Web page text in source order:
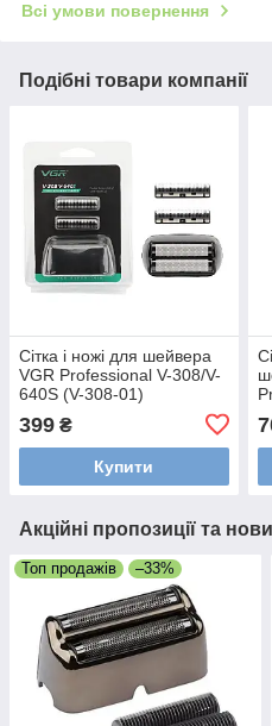
Всі умови повернення
Подібні товари компанії
Сітка і ножі для шейвера
VGR Professional V-308/V-
640S (V-308-01)
399 ₴
Купити
Акційні пропозиції та
Топ продажів –33%